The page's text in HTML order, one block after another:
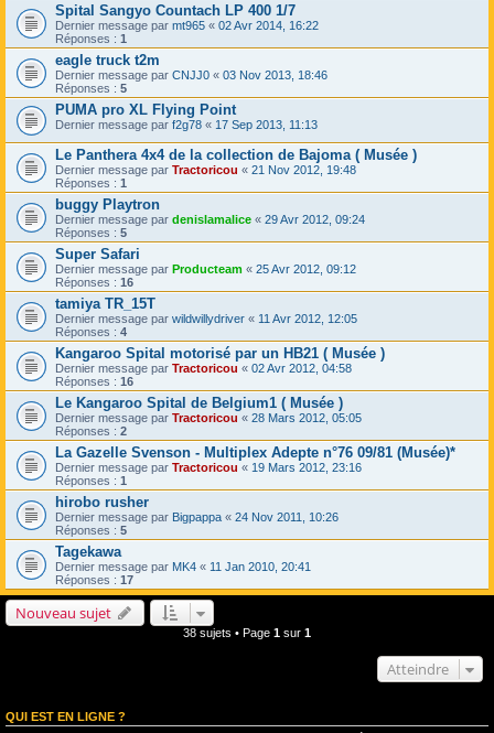
Spital Sangyo Countach LP 400 1/7
Dernier message par mt965 « 02 Avr 2014, 16:22
Réponses : 1
eagle truck t2m
Dernier message par CNJJ0 « 03 Nov 2013, 18:46
Réponses : 5
PUMA pro XL Flying Point
Dernier message par f2g78 « 17 Sep 2013, 11:13
Le Panthera 4x4 de la collection de Bajoma ( Musée )
Dernier message par Tractoricou « 21 Nov 2012, 19:48
Réponses : 1
buggy Playtron
Dernier message par denislamalice « 29 Avr 2012, 09:24
Réponses : 5
Super Safari
Dernier message par Producteam « 25 Avr 2012, 09:12
Réponses : 16
tamiya TR_15T
Dernier message par wildwillydriver « 11 Avr 2012, 12:05
Réponses : 4
Kangaroo Spital motorisé par un HB21 ( Musée )
Dernier message par Tractoricou « 02 Avr 2012, 04:58
Réponses : 16
Le Kangaroo Spital de Belgium1 ( Musée )
Dernier message par Tractoricou « 28 Mars 2012, 05:05
Réponses : 2
La Gazelle Svenson - Multiplex Adepte n°76 09/81 (Musée)*
Dernier message par Tractoricou « 19 Mars 2012, 23:16
Réponses : 1
hirobo rusher
Dernier message par Bigpappa « 24 Nov 2011, 10:26
Réponses : 5
Tagekawa
Dernier message par MK4 « 11 Jan 2010, 20:41
Réponses : 17
Nouveau sujet
38 sujets • Page 1 sur 1
Atteindre
QUI EST EN LIGNE ?